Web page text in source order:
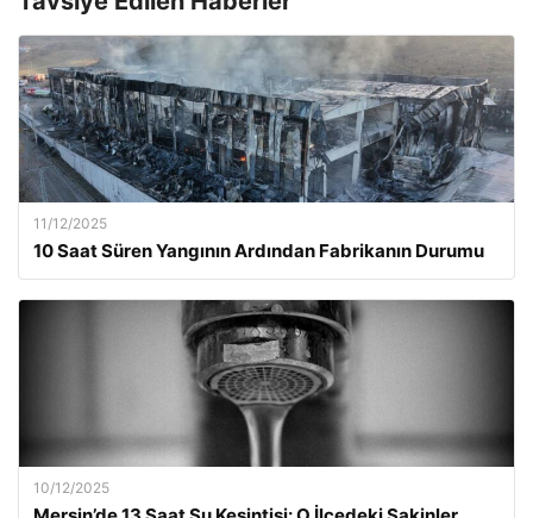
11/12/2025
10 Saat Süren Yangının Ardından Fabrikanın Durumu
10/12/2025